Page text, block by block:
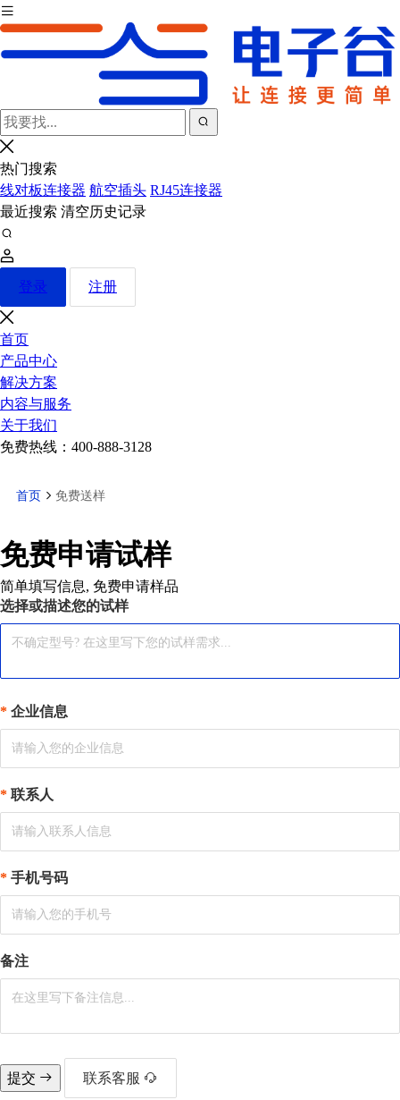
热门搜索
线对板连接器 航空插头 RJ45连接器
最近搜索 清空历史记录
登录 注册
首页
产品中心
解决方案
内容与服务
关于我们
免费热线： 400-888-3128
首页 免费送样
免费申请试样
简单填写信息, 免费申请样品
选择或描述您的试样
企业信息
联系人
手机号码
备注
提交
联系客服